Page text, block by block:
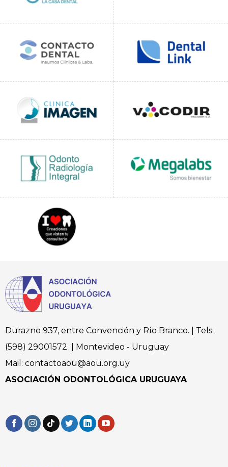
Durazno 937, entre Convención y Río Branco. | Tels.
(598) 29001572 | Montevideo - Uruguay
Mail: contactoaou@aou.org.uy
ASOCIACIÓN ODONTOLÓGICA URUGUAYA